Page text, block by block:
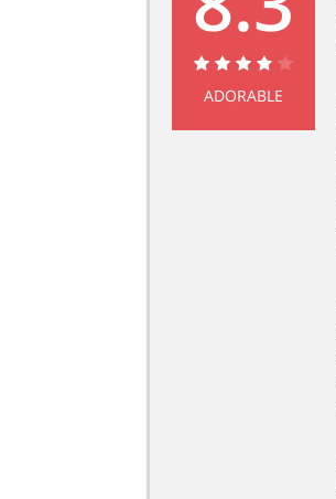
8.3
ADORABLE